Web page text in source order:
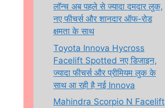
लॉन्च अब पहले से ज्यादा दमदार लुक,
नए फीचर्स और शानदार ऑफ-रोड
क्षमता के साथ
Toyota Innova Hycross
Facelift Spotted नए डिजाइन,
ज्यादा फीचर्स और प्रीमियम लुक के
साथ आ रही है नई Innova
Mahindra Scorpio N Facelift